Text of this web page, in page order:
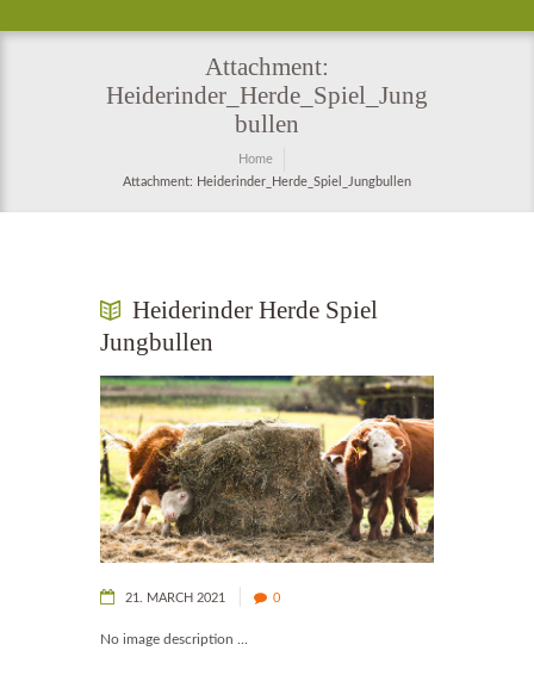
Attachment:
Heiderinder_Herde_Spiel_Jung
bullen
Home
Attachment: Heiderinder_Herde_Spiel_Jungbullen
Heiderinder Herde Spiel
Jungbullen
21. MARCH 2021 0
No image description ...